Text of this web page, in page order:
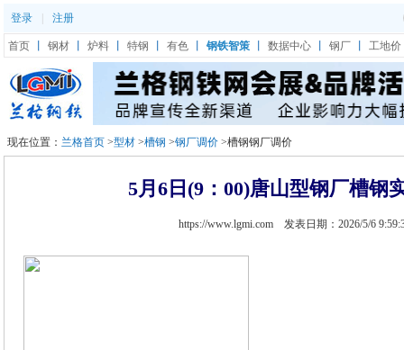
登录 注册
首页 钢材 炉料 特钢 有色 钢铁智策 数据中心 钢厂 工地价
现在位置： 兰格首页 >型材 >槽钢 >钢厂调价 >槽钢钢厂调价
5月6日(9：00)唐山型钢厂槽钢
https://www.lgmi.com 发表日期：2026/5/6